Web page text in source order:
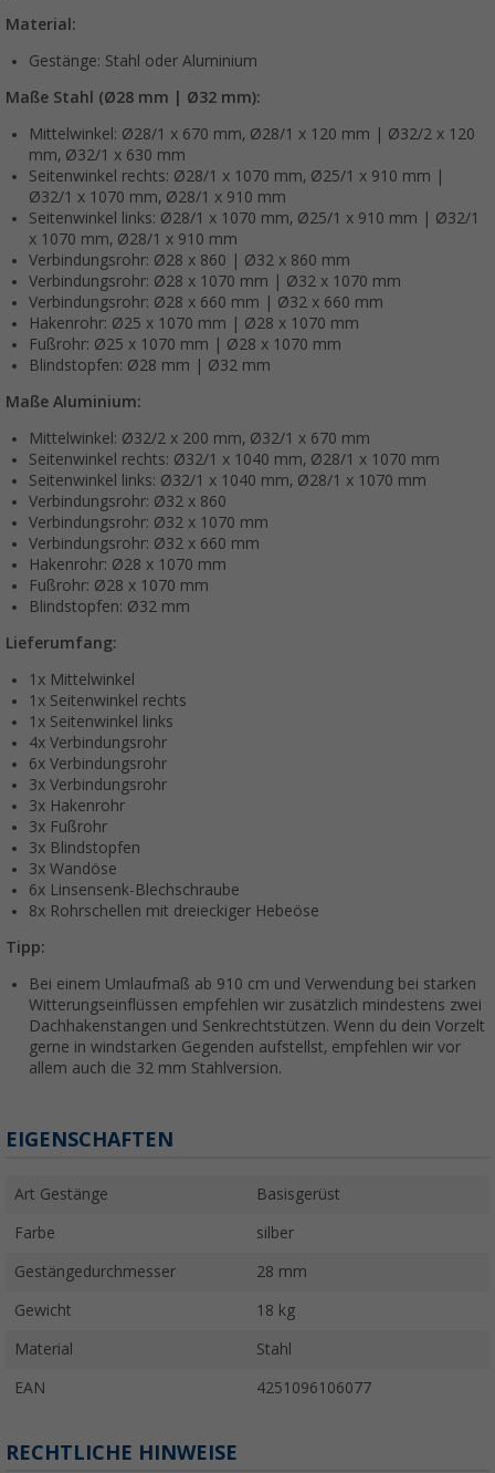
Material:
Gestänge: Stahl oder Aluminium
Maße Stahl (Ø28 mm | Ø32 mm):
Mittelwinkel: Ø28/1 x 670 mm, Ø28/1 x 120 mm | Ø32/2 x 120
mm, Ø32/1 x 630 mm
Seitenwinkel rechts: Ø28/1 x 1070 mm, Ø25/1 x 910 mm |
Ø32/1 x 1070 mm, Ø28/1 x 910 mm
Seitenwinkel links: Ø28/1 x 1070 mm, Ø25/1 x 910 mm | Ø32/1
x 1070 mm, Ø28/1 x 910 mm
Verbindungsrohr: Ø28 x 860 | Ø32 x 860 mm
Verbindungsrohr: Ø28 x 1070 mm | Ø32 x 1070 mm
Verbindungsrohr: Ø28 x 660 mm | Ø32 x 660 mm
Hakenrohr: Ø25 x 1070 mm | Ø28 x 1070 mm
Fußrohr: Ø25 x 1070 mm | Ø28 x 1070 mm
Blindstopfen: Ø28 mm | Ø32 mm
Maße Aluminium:
Mittelwinkel: Ø32/2 x 200 mm, Ø32/1 x 670 mm
Seitenwinkel rechts: Ø32/1 x 1040 mm, Ø28/1 x 1070 mm
Seitenwinkel links: Ø32/1 x 1040 mm, Ø28/1 x 1070 mm
Verbindungsrohr: Ø32 x 860
Verbindungsrohr: Ø32 x 1070 mm
Verbindungsrohr: Ø32 x 660 mm
Hakenrohr: Ø28 x 1070 mm
Fußrohr: Ø28 x 1070 mm
Blindstopfen: Ø32 mm
Lieferumfang:
1x Mittelwinkel
1x Seitenwinkel rechts
1x Seitenwinkel links
4x Verbindungsrohr
6x Verbindungsrohr
3x Verbindungsrohr
3x Hakenrohr
3x Fußrohr
3x Blindstopfen
3x Wandöse
6x Linsensenk-Blechschraube
8x Rohrschellen mit dreieckiger Hebeöse
Tipp:
Bei einem Umlaufmaß ab 910 cm und Verwendung bei starken
Witterungseinflüssen empfehlen wir zusätzlich mindestens zwei
Dachhakenstangen und Senkrechtstützen. Wenn du dein Vorzelt
gerne in windstarken Gegenden aufstellst, empfehlen wir vor
allem auch die 32 mm Stahlversion.
EIGENSCHAFTEN
Art Gestänge Basisgerüst
Farbe silber
Gestängedurchmesser 28 mm
Gewicht 18 kg
Material Stahl
EAN 4251096106077
RECHTLICHE HINWEISE